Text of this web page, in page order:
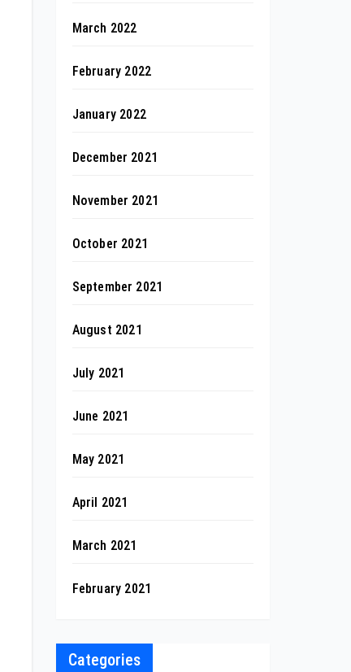
March 2022
February 2022
January 2022
December 2021
November 2021
October 2021
September 2021
August 2021
July 2021
June 2021
May 2021
April 2021
March 2021
February 2021
Categories